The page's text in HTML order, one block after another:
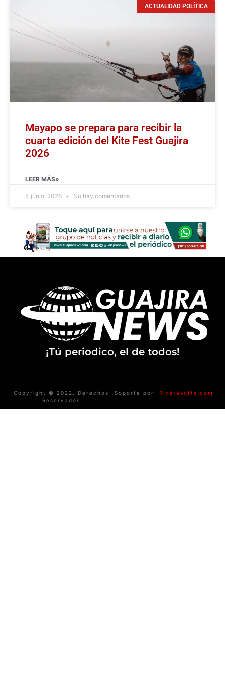
ACTUALIDAD POLÍTICA
Mayapo se prepara para recibir la
cuarta edición del Kite Fest Guajira
2026
LEER MÁS»
4 junio, 2026 No hay comentarios
¡Tú periodico, el de todos!
Copyright © 2022. Derechos
Reservados
Soporte por: Riverasofts.com